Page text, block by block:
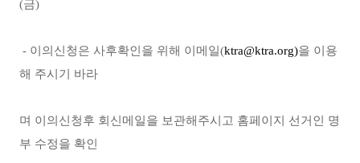
(금)
- 이의신청은 사후확인을 위해 이메일(ktra@ktra.org)을 이용
해 주시기 바라
며 이의신청후 회신메일을 보관해주시고 홈페이지 선거인 명
부 수정을 확인